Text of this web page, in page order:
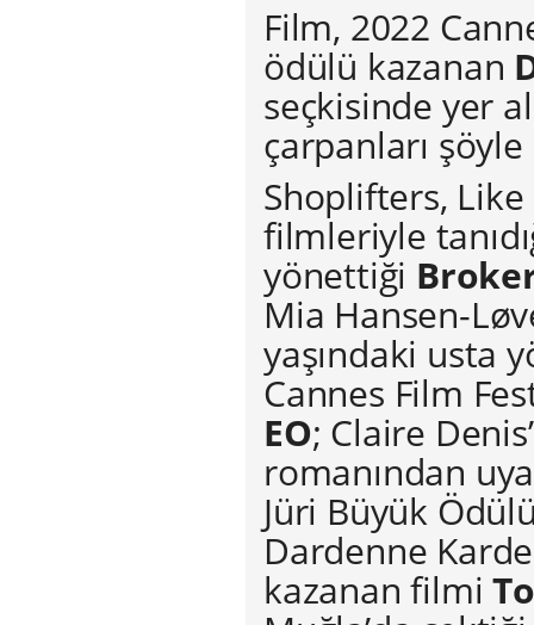
Film, 2022
ödülü kazanan
seçkisinde yer
çarpanları
Shoplifters,
filmleriyle
yönettiği
Mia Hansen-
yaşındaki usta
Cannes Film
EO; Claire
romanından
Jüri Büyük
Dardenne
kazanan filmi